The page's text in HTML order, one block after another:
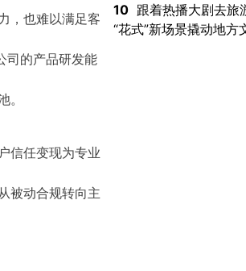
，也难以满足客
司的产品研发能
信任变现为专业
被动合规转向主
10 跟着热播大剧去旅
“花式”新场景撬动地方